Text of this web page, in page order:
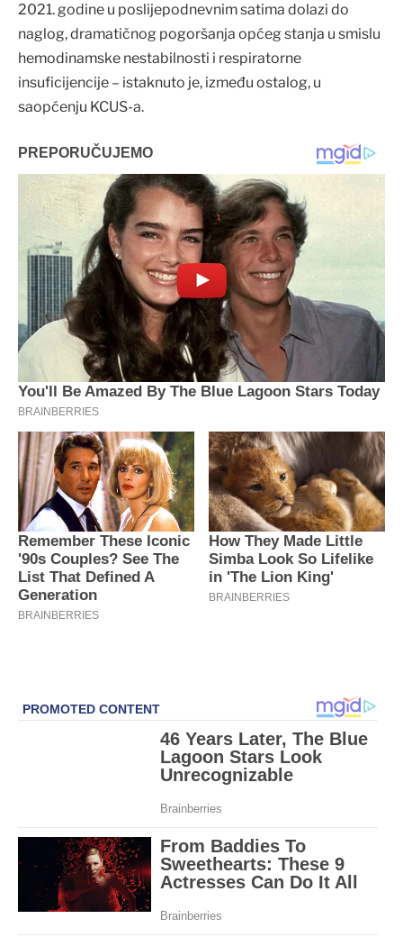
2021. godine u poslijepodnevnim satima dolazi do
naglog, dramatičnog pogoršanja općeg stanja u smislu
hemodinamske nestabilnosti i respiratorne
insuficijencije – istaknuto je, između ostalog, u
saopćenju KCUS-a.